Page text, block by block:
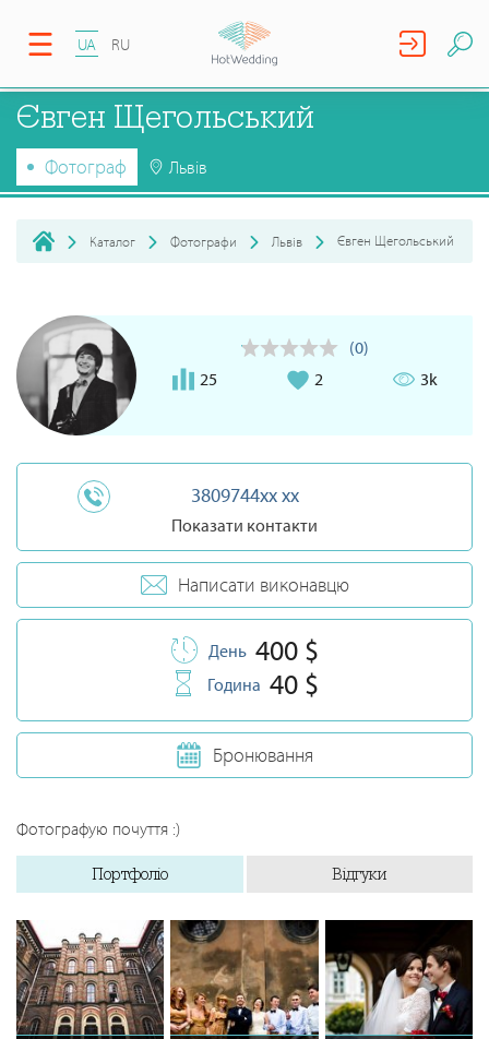
UA RU
Євген Щегольський
Фотограф Львів
Каталог Фотографи Львів Євген Щегольський
(0)
25
2 3k
3809744xx xx
Показати контакти
Написати виконавцю
День 400 $
Година 40 $
Бронювання
Фотографую почуття :)
Портфоліо Відгуки